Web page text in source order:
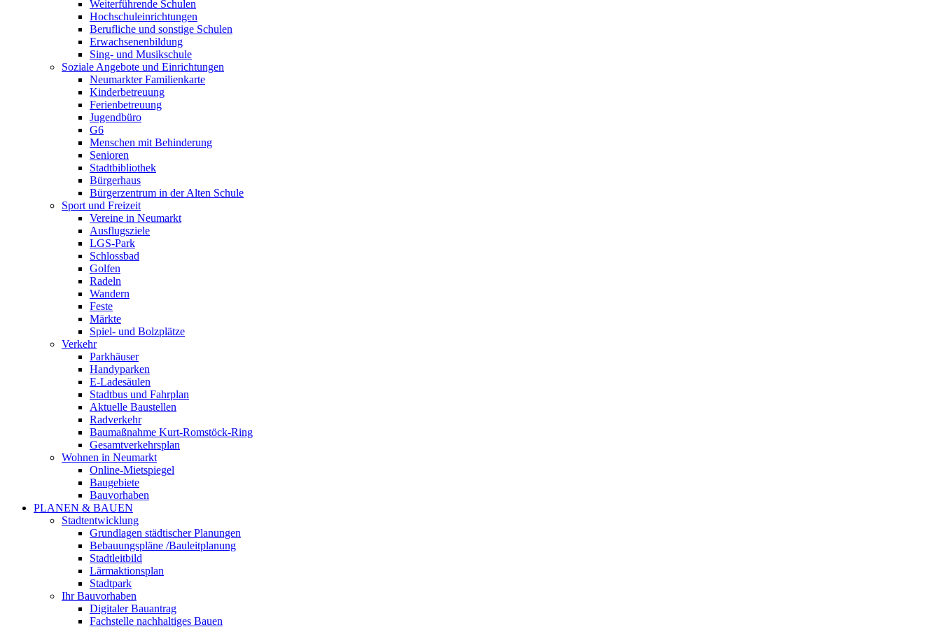
Weiterführende Schulen
Hochschuleinrichtungen
Berufliche und sonstige Schulen
Erwachsenenbildung
Sing- und Musikschule
Soziale Angebote und Einrichtungen
Neumarkter Familienkarte
Kinderbetreuung
Ferienbetreuung
Jugendbüro
G6
Menschen mit Behinderung
Senioren
Stadtbibliothek
Bürgerhaus
Bürgerzentrum in der Alten Schule
Sport und Freizeit
Vereine in Neumarkt
Ausflugsziele
LGS-Park
Schlossbad
Golfen
Radeln
Wandern
Feste
Märkte
Spiel- und Bolzplätze
Verkehr
Parkhäuser
Handyparken
E-Ladesäulen
Stadtbus und Fahrplan
Aktuelle Baustellen
Radverkehr
Baumaßnahme Kurt-Romstöck-Ring
Gesamtverkehrsplan
Wohnen in Neumarkt
Online-Mietspiegel
Baugebiete
Bauvorhaben
PLANEN & BAUEN
Stadtentwicklung
Grundlagen städtischer Planungen
Bebauungspläne /Bauleitplanung
Stadtleitbild
Lärmaktionsplan
Stadtpark
Ihr Bauvorhaben
Digitaler Bauantrag
Fachstelle nachhaltiges Bauen